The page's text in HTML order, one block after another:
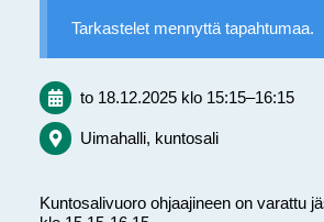
Tarkastelet mennyttä tapahtumaa.
to 18.12.2025 klo 15:15–16:15
Uimahalli, kuntosali
Kuntosalivuoro ohjaajineen on varattu